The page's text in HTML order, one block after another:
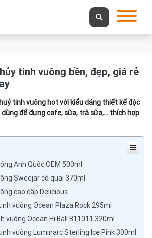
tinh vuông bền, đẹp, giá rẻ
tinh vuông hot với kiểu dáng thiết kế độc
để đựng cafe, sữa, trà sữa,... thích hợp
Anh Quốc OEM 500ml
Sweejar có quai 370ml
cao cấp Delicious
vuông Ocean Plaza Rock 295ml
vuông Ocean Hi Ball B11011 320ml
vuông Luminarc Sterling Ice Pink 300ml